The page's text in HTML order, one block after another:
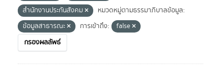
สำนักงานประกันสังคม
หมวดหมู่ตามธรรมาภิบาลข้อมูล:
ข้อมูลสาธารณะ
การเข้าถึง:
false
กรองผลลัพธ์